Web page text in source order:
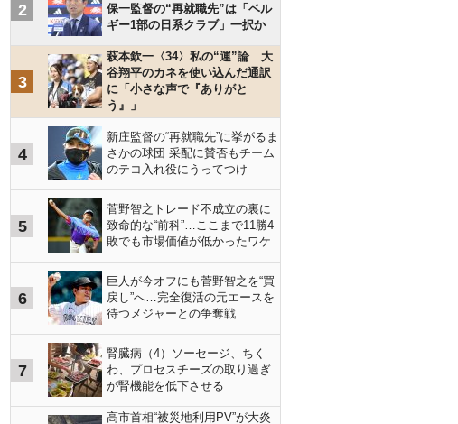
2
保一監督の“再就職先”は「ベル
ギー1部の日系クラブ」一択か
3
萩本欽一〈34〉私の“運”論 大
谷翔平のカネを使い込んだ通訳
に「小さな声で『ありがと
う』」
4
新庄監督の“再就職先”に挙がるま
さかの球団 采配に賛否もチーム
のテコ入れ役にうってつけ
5
菅野智之トレード不成立の裏に
致命的な“前科”…ここまで11勝4
敗でも市場価値が低かったワケ
6
巨人が今オフにも菅野智之を“買
戻し”へ…完全復活の元エースを
待つメジャーとの争奪戦
7
腎臓病（4）ソーセージ、ちく
わ、プロセスチーズの取り過ぎ
が腎機能を低下させる
高市首相“被災地利用PV”が大炎